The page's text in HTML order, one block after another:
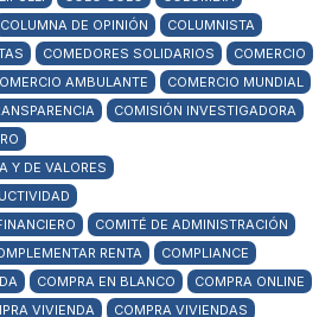
COLUMNA DE OPINIÓN
COLUMNISTA
COMEDORES SOLIDARIOS
COMERCIO
AMBULANTE
COMERCIO MUNDIAL
COMISIÓN INVESTIGADORA
Y DE VALORES
COMITÉ DE ADMINISTRACIÓN
RENTA
COMPLIANCE
COMPRA EN BLANCO
COMPRA ONLINE
VIVIENDA
COMPRA VIVIENDAS